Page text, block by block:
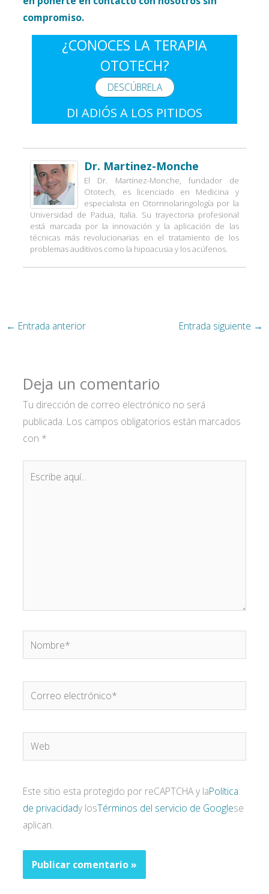
compromiso.
¿CONOCES LA TERAPIA
OTOTECH?
DESCÚBRELA
DI ADIÓS A LOS PITIDOS
Dr. Martinez-Monche
El Dr. Martínez-Monche, fundador de
Ototech, es licenciado en Medicina y
especialista en Otorrinolaringología por la
Universidad de Padua, Italia. Su trayectoria profesional
está marcada por la innovación y la aplicación de las
técnicas más revolucionarias en el tratamiento de los
problemas auditivos como la hipoacusia y los acúfenos.
← Entrada anterior Entrada siguiente →
Deja un comentario
Tu dirección de correo electrónico no será
publicada. Los campos obligatorios están marcados
con *
Nombre*
Correo
Web
Este sitio esta protegido por reCAPTCHA y laPolítica
de privacidady losTérminos del servicio de Googlese
aplican.